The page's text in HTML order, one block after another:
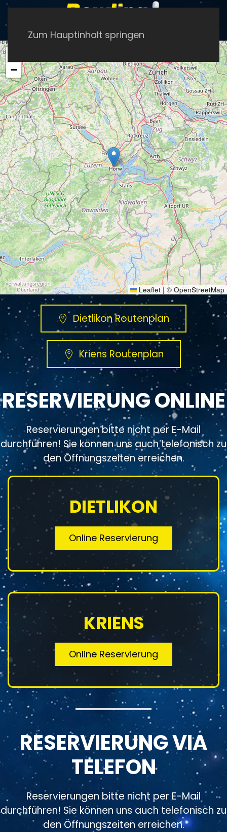
Zum Hauptinhalt springen
−
Leaflet | © OpenStreetMap
Dietlikon Routenplan
Kriens Routenplan
RESERVIERUNG ONLINE
Reservierungen bitte nicht per E-Mail
durchführen! Sie können uns auch telefonisch zu
den Öffnungszeiten erreichen.
DIETLIKON
Online Reservierung
KRIENS
Online Reservierung
RESERVIERUNG VIA
TELEFON
Reservierungen bitte nicht per E-Mail
durchführen! Sie können uns auch telefonisch zu
den Öffnungszeiten erreichen.